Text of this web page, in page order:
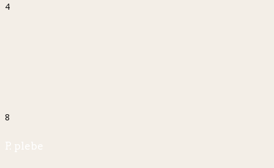
4
8
P. plebe